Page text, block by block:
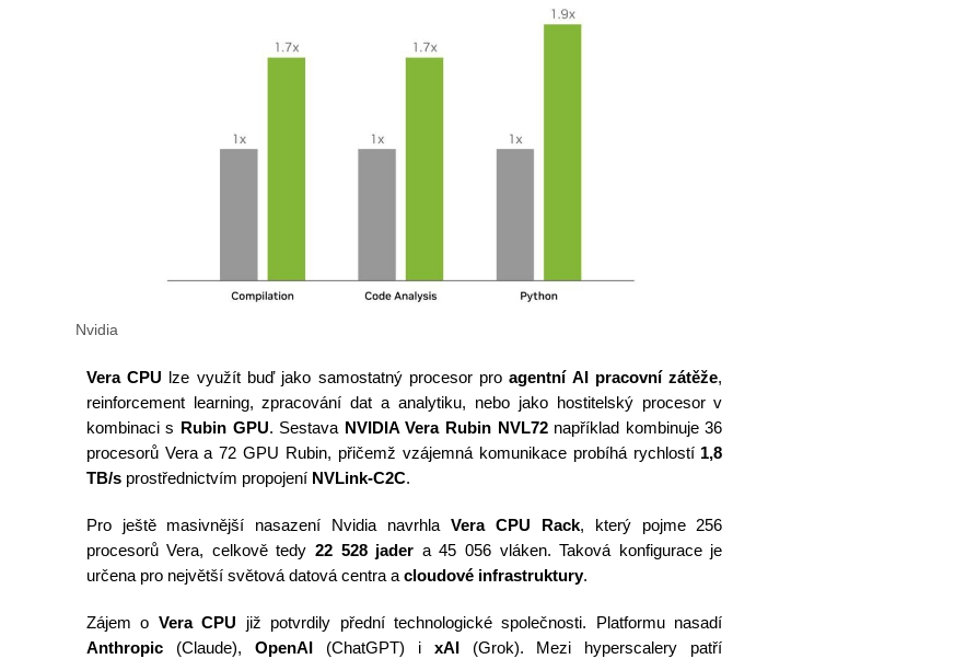
Nvidia
Vera CPU lze využít buď jako samostatný procesor proagentní AI pracovní zátěže,
reinforcement learning, zpracování dat a analytiku, nebo jako hostitelský procesor v
kombinaci s Rubin GPU. Sestava NVIDIA Vera Rubin NVL72například kombinuje 36
procesorů Vera a 72 GPU Rubin, přičemž vzájemná komunikace probíhá rychlostí 1,8
TB/sprostřednictvím propojení NVLink-C2C.
Pro ještě masivnější nasazení Nvidia navrhla Vera CPU Rack, který pojme 256
procesorů Vera, celkově tedy22 528 jader a 45 056 vláken. Taková konfigurace je
určena pro největší světová datová centra a cloudové infrastruktury.
Zájem o Vera CPU již potvrdily přední technologické společnosti. Platformu nasadí
Anthropic(Claude), OpenAI(ChatGPT) i xAI(Grok). Mezi hyperscalery patří